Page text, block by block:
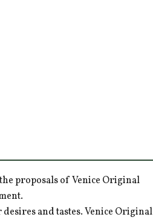
proposals of Venice Original
and tastes. Venice Original